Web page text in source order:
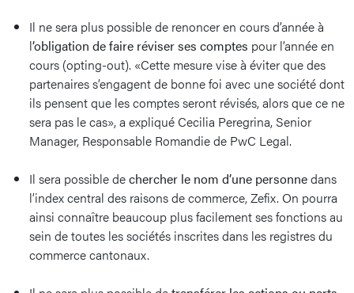
Il ne sera plus possible de renoncer en cours d’année à
l’obligation de faire réviser ses comptes pour l’année en
cours (opting-out). «Cette mesure vise à éviter que des
partenaires s’engagent de bonne foi avec une société dont
ils pensent que les comptes seront révisés, alors que ce ne
sera pas le cas», a expliqué Cecilia Peregrina, Senior
Manager, Responsable Romandie de PwC Legal.
Il sera possible dechercher le nom d’une personnedans
l’index central des raisons de commerce, Zefix. On pourra
ainsi connaître beaucoup plus facilement ses fonctions au
sein de toutes les sociétés inscrites dans les registres du
commerce cantonaux.